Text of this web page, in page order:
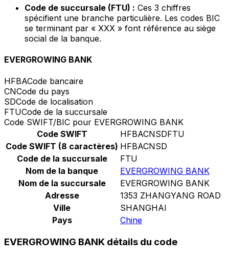
Code de succursale (FTU) : Ces 3 chiffres
spécifient une branche particulière. Les codes BIC
se terminant par « XXX » font référence au siège
social de la banque.
EVERGROWING BANK
HFBACode bancaire
CNCode du pays
SDCode de localisation
FTUCode de la succursale
Code SWIFT/BIC pour EVERGROWING BANK
Code SWIFT
HFBACNSDFTU
Code SWIFT (8 caractères) HFBACNSD
Code de la succursale
FTU
Nom de la banque
EVERGROWING BANK
Nom de la succursale
EVERGROWING BANK
Adresse
1353 ZHANGYANG ROAD
Ville
SHANGHAI
Pays
Chine
EVERGROWING BANK détails du code